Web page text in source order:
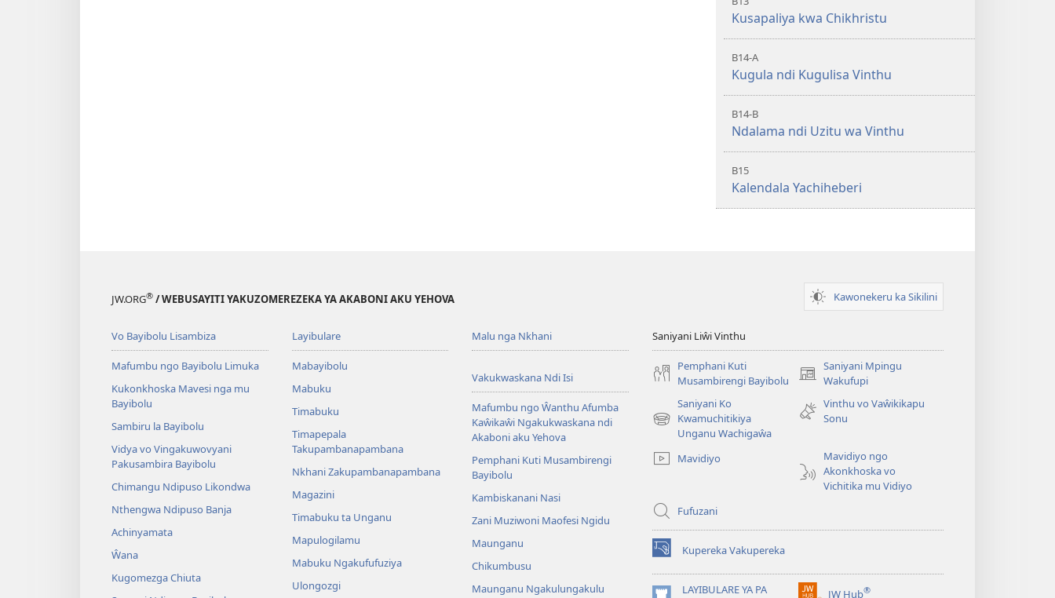
Kusapaliya kwa Chikhristu
B14-A
Kugula ndi Kugulisa Vinthu
B14-B
Ndalama ndi Uzitu wa Vinthu
B15
Kalendala Yachiheberi
JW.ORG® / WEBUSAYITI YAKUZOMEREZEKA YA AKABONI AKU YEHOVA Kawonekeru ka Sikilini
Vo Bayibolu Lisambiza
Mafumbu ngo Bayibolu Limuka
Kukonkhoska Mavesi nga mu
Bayibolu
Sambiru la Bayibolu
Vidya vo Vingakuwovyani
Pakusambira Bayibolu
Chimangu Ndipuso Likondwa
Nthengwa Ndipuso Banja
Achinyamata
Ŵana
Kugomezga Chiuta
Layibulare
Mabayibolu
Mabuku
Timabuku
Timapepala
Takupambanapambana
Nkhani Zakupambanapambana
Magazini
Timabuku ta Unganu
Mapulogilamu
Mabuku Ngakufufuziya
Ulongozgi
Malu nga Nkhani
Vakukwaskana Ndi Isi
Mafumbu ngo Ŵanthu Afumba
Kaŵikaŵi Ngakukwaskana ndi
Akaboni aku Yehova
Pemphani Kuti Musambirengi
Bayibolu
Kambiskanani Nasi
Zani Muziwoni Maofesi Ngidu
Maunganu
Chikumbusu
Maunganu Ngakulungakulu
Saniyani Liŵi Vinthu
Pemphani Kuti
Musambirengi Bayibolu
Saniyani Mpingu
Wakufupi
(Lajula
Linyaki)
Saniyani Ko
Kwamuchitikiya
Unganu Wachigaŵa
(Lajula
Linyaki)
Vinthu vo Vaŵikikapu
Sonu
Mavidiyo
Mavidiyo ngo
Akonkhoska vo
Vichitika mu Vidiyo
Fufuzani
Kupereka Vakupereka
(Lajula
Peji
Linyaki)LAYIBULARE YA PA
JW Hub®